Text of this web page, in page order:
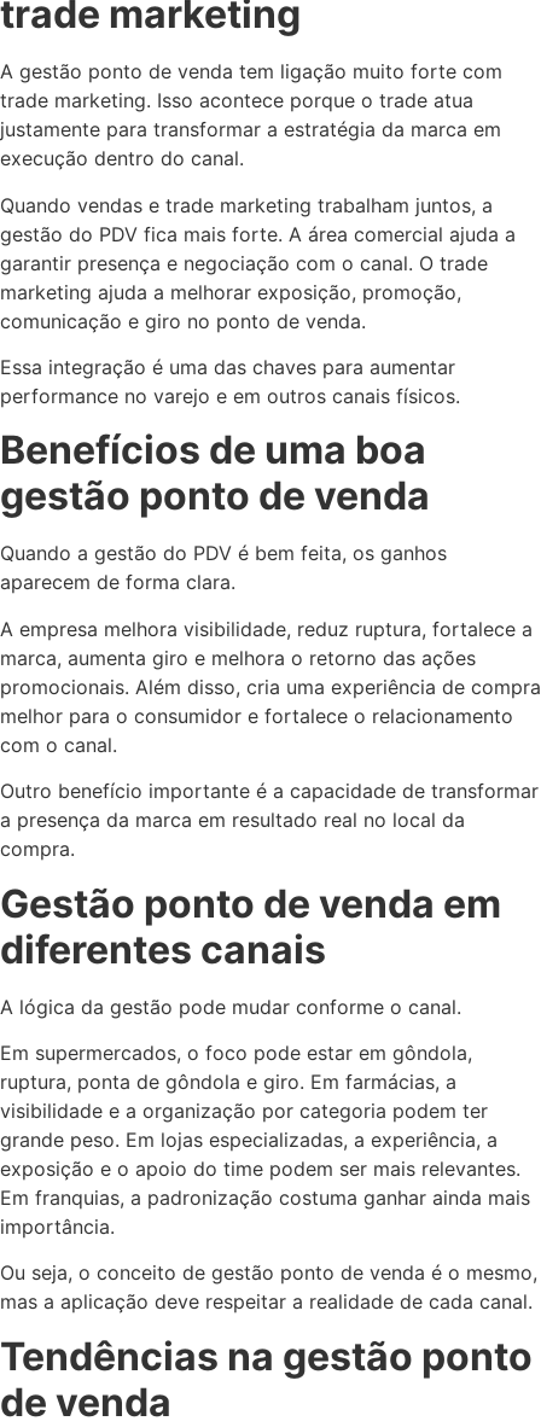
trade marketing
A gestão ponto de venda tem ligação muito forte com
trade marketing. Isso acontece porque o trade atua
justamente para transformar a estratégia da marca em
execução dentro do canal.
Quando vendas e trade marketing trabalham juntos, a
gestão do PDV fica mais forte. A área comercial ajuda a
garantir presença e negociação com o canal. O trade
marketing ajuda a melhorar exposição, promoção,
comunicação e giro no ponto de venda.
Essa integração é uma das chaves para aumentar
performance no varejo e em outros canais físicos.
Benefícios de uma boa
gestão ponto de venda
Quando a gestão do PDV é bem feita, os ganhos
aparecem de forma clara.
A empresa melhora visibilidade, reduz ruptura, fortalece a
marca, aumenta giro e melhora o retorno das ações
promocionais. Além disso, cria uma experiência de compra
melhor para o consumidor e fortalece o relacionamento
com o canal.
Outro benefício importante é a capacidade de transformar
a presença da marca em resultado real no local da
compra.
Gestão ponto de venda em
diferentes canais
A lógica da gestão pode mudar conforme o canal.
Em supermercados, o foco pode estar em gôndola,
ruptura, ponta de gôndola e giro. Em farmácias, a
visibilidade e a organização por categoria podem ter
grande peso. Em lojas especializadas, a experiência, a
exposição e o apoio do time podem ser mais relevantes.
Em franquias, a padronização costuma ganhar ainda mais
importância.
Ou seja, o conceito de gestão ponto de venda é o mesmo,
mas a aplicação deve respeitar a realidade de cada canal.
Tendências na gestão ponto
de venda